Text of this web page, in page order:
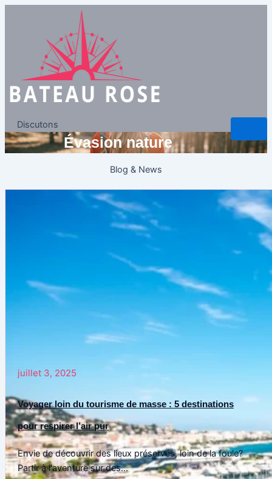
Discutons
Évasion nature
Blog & News
juillet 3, 2025
Voyager loin du tourisme de masse : 5 destinations
pour respirer l’air pur
Envie de découvrir des lieux préservés, loin de la foule?
Partir à l'aventure sur des...